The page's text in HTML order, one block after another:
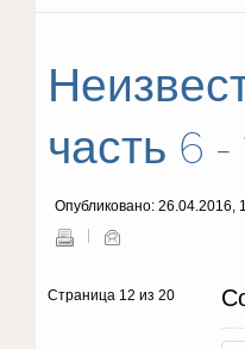
часть 6 -
Опубликовано: 26.04.2016,
Страница 12 из 20